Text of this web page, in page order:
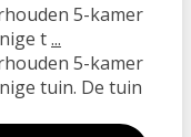
5-kamer
t...
5-kamer
tuin. De tuin